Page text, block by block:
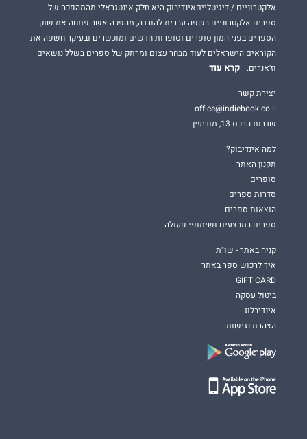
אלקטרוניים / דיגיטלייםאינדיבוק היא חלק אינטגראלי מהמהפכה של
ספרים אלקטרוניים בשפה עברית להורדה, מהפכה אשר פתחה את שוק
הספרים בפני המון סופרים וסופרות חדשים ומוכשרים ובעיקר חשפה את
הקוראים הישראלים לעוד מבחר עצום ומרתק של ספרים בשלל נושאים
וז'אנרים.
קרא עוד
יצירת קשר
office@indiebook.co.il
שדרות הרכס 13, מודיעין
למה אינדיבוק?
תקנון האתר
סופרים
סדרות ספרים
הוצאות ספרים
ספרים במבצעים ושיתופי פעולה
קניה באתר - שו"ת
איך לרכוש ספר באתר
GIFT CARD
ביטול עסקה
אינדיבלוג
הצהרת נגישות